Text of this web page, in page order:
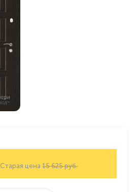
Старая цена15 625 руб.